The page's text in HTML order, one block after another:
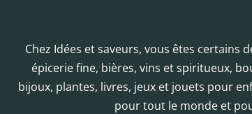
Chez Idées et saveurs, vous êtes
épicerie fine, bières, vins et spiritueux,
bijoux, plantes, livres, jeux et jouets pour
pour tout le monde et